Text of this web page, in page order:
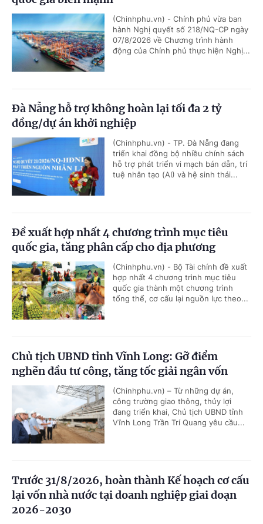
(Chinhphu.vn) - Chính phủ vừa ban
hành Nghị quyết số 218/NQ-CP ngày
07/8/2026 về Chương trình hành
động của Chính phủ thực hiện Nghị...
Đà Nẵng hỗ trợ không hoàn lại tối đa 2 tỷ
đồng/dự án khởi nghiệp
(Chinhphu.vn) - TP. Đà Nẵng đang
triển khai đồng bộ nhiều chính sách
hỗ trợ phát triển vi mạch bán dẫn, trí
tuệ nhân tạo (AI) và hệ sinh thái...
Đề xuất hợp nhất 4 chương trình mục tiêu
quốc gia, tăng phân cấp cho địa phương
(Chinhphu.vn) - Bộ Tài chính đề xuất
hợp nhất 4 chương trình mục tiêu
quốc gia thành một chương trình
tổng thể, cơ cấu lại nguồn lực theo...
Chủ tịch UBND tỉnh Vĩnh Long: Gỡ điểm
nghẽn đầu tư công, tăng tốc giải ngân vốn
(Chinhphu.vn) – Từ những dự án,
công trường giao thông, thủy lợi
đang triển khai, Chủ tịch UBND tỉnh
Vĩnh Long Trần Trí Quang yêu cầu...
Trước 31/8/2026, hoàn thành Kế hoạch cơ cấu
lại vốn nhà nước tại doanh nghiệp giai đoạn
2026-2030